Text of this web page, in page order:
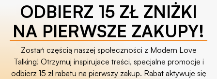
ODBIERZ 15 ZŁ ZNIŻKI
NA PIERWSZE ZAKUPY!
Zostań częścią naszej społeczności z Modern Love
Talking! Otrzymuj inspirujące treści, specjalne promocje i
odbierz 15 zł rabatu na pierwszy zakup. Rabat aktywuje się